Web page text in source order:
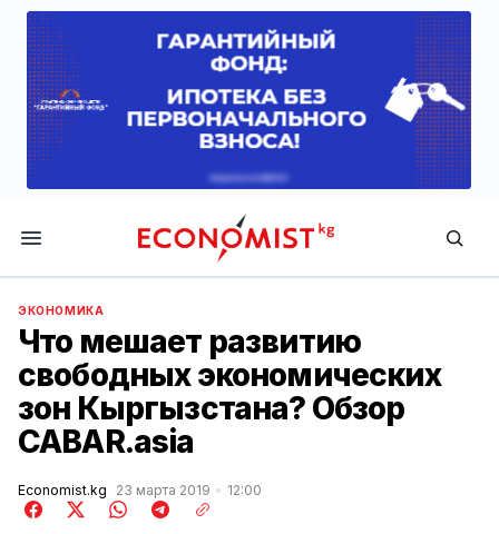
Economist.kg
ЭКОНОМИКА
Что мешает развитию
свободных экономических
зон Кыргызстана? Обзор
CABAR.asia
Economist.kg 23 марта 2019 12:00